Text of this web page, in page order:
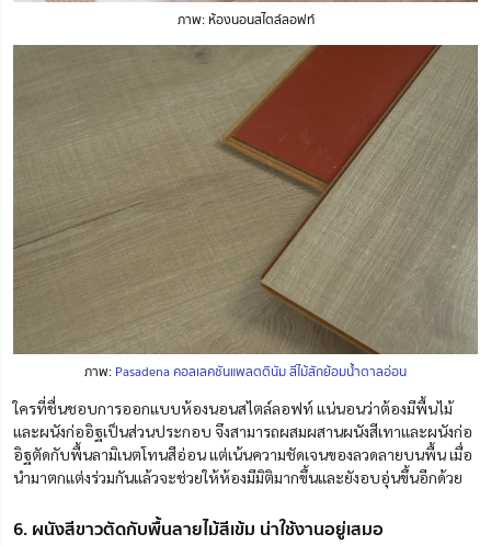
ภาพ: ห้องนอนสไตล์ลอฟท์
ภาพ: Pasadena คอลเลคชันแพลตตินัม สีไม้สักย้อมน้ำตาลอ่อน
ใครที่ชื่นชอบการออกแบบห้องนอนสไตล์ลอฟท์ แน่นอนว่าต้องมีพื้นไม้
และผนังก่ออิฐเป็นส่วนประกอบ จึงสามารถผสมผสานผนังสีเทาและผนังก่อ
อิฐตัดกับพื้นลามิเนตโทนสีอ่อน แต่เน้นความชัดเจนของลวดลายบนพื้น เมื่อ
นำมาตกแต่งร่วมกันแล้วจะช่วยให้ห้องมีมิติมากขึ้นและยังอบอุ่นขึ้นอีกด้วย
6. ผนังสีขาวตัดกับพื้นลายไม้สีเข้ม น่าใช้งานอยู่เสมอ